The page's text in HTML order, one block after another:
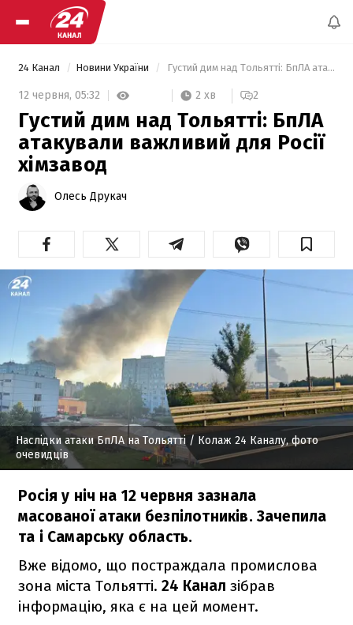
24 Канал Новини України Густий дим над Тольятті: БпЛА атакували важливий для Росії хімзавод
12 червня, 05:32 2 хв 2
Густий дим над Тольятті: БпЛА
атакували важливий для Росії
хімзавод
Олесь Друкач
Наслідки атаки БпЛА на Тольятті / Колаж 24 Каналу, фото
очевидців
Росія у ніч на 12 червня зазнала
масованої атаки безпілотників. Зачепила
та і Самарську область.
Вже відомо, що постраждала промислова
зона міста Тольятті. 24 Канал зібрав
інформацію, яка є на цей момент.